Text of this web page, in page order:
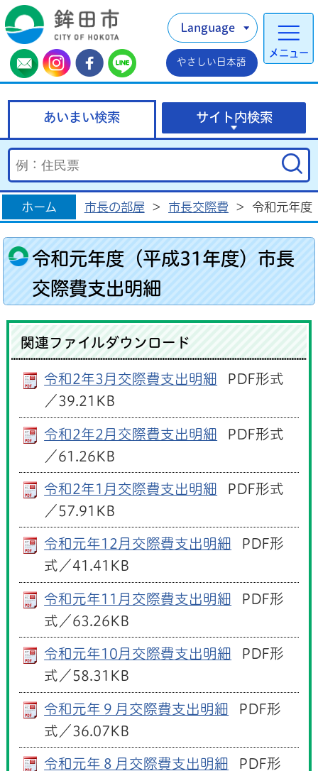
メニュー
Language
やさしい日本語
あいまい検索 サイト内検索
ホーム 市長の部屋 > 市長交際費 > 令和元年度
令和元年度（平成31年度）市長
交際費支出明細
関連ファイルダウンロード
令和2年3月交際費支出明細
PDF形式
／39.21KB
令和2年2月交際費支出明細
PDF形式
／61.26KB
令和2年1月交際費支出明細
PDF形式
／57.91KB
令和元年12月交際費支出明細
PDF形
式／41.41KB
令和元年11月交際費支出明細
PDF形
式／63.26KB
令和元年10月交際費支出明細
PDF形
式／58.31KB
令和元年９月交際費支出明細
PDF形
式／36.07KB
令和元年８月交際費支出明細
PDF形